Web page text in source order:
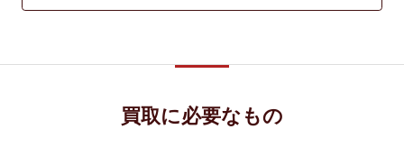
買取に必要なもの